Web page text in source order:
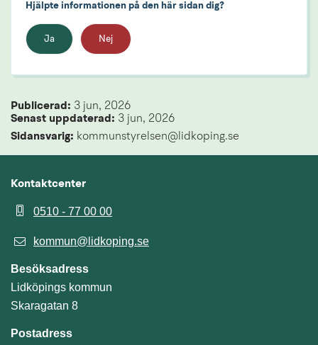
Hjälpte informationen på den här sidan dig?
Ja Nej
Publicerad: 3 jun, 2026
Senast uppdaterad: 3 jun, 2026
Sidansvarig: kommunstyrelsen@lidkoping.se
Kontaktcenter
0510 - 77 00 00
kommun@lidkoping.se
Besöksadress
Lidköpings kommun
Skaragatan 8
Postadress